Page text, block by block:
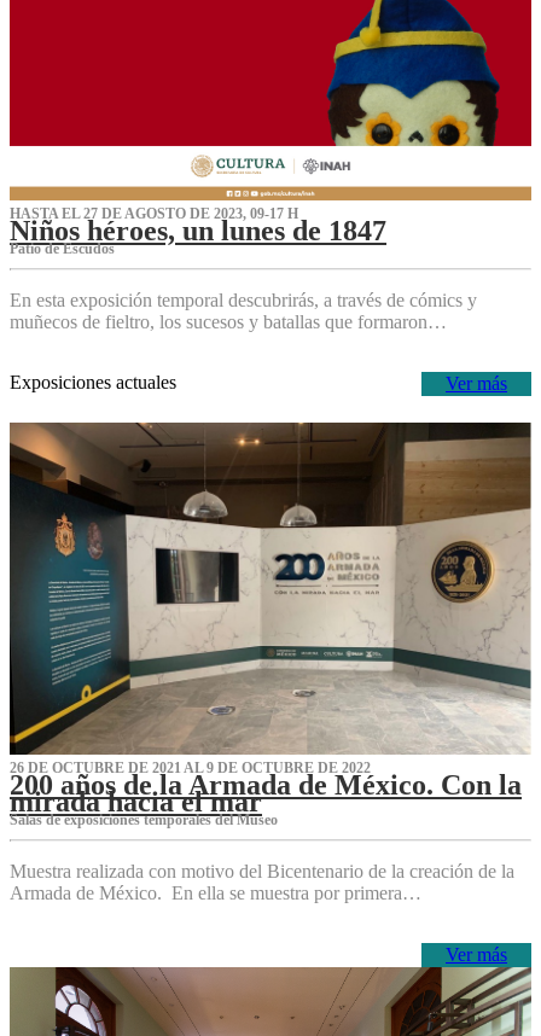
HASTA EL 27 DE AGOSTO DE 2023, 09-17 H
Niños héroes, un lunes de 1847
Patio de Escudos
En esta exposición temporal descubrirás, a través de cómics y
muñecos de fieltro, los sucesos y batallas que formaron…
Ver más
Exposiciones actuales
26 DE OCTUBRE DE 2021 AL 9 DE OCTUBRE DE 2022
200 años de la Armada de México. Con la
mirada hacia el mar
Salas de exposiciones temporales del Museo‌
Muestra realizada con motivo del Bicentenario de la creación de la
Armada de México. En ella se muestra por primera…
Ver más